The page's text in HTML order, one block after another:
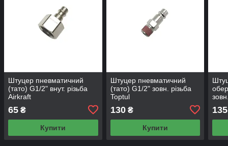
Штуцер пневматичний
(тато) G1/2" внут. різьба
Airkraft
65 ₴
Купити
Штуцер пневматичний
(тато) G1/2" зовн. різьба
Toptul
130₴
Купити
135